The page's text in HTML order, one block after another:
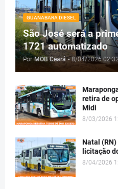
GUANABARA DIESEL
São José será a
1721 automatizado
Por MOB Ceará - 8/04/2026
retira de
Midi
8/03/2026
Natal
licitação
8/04/2026